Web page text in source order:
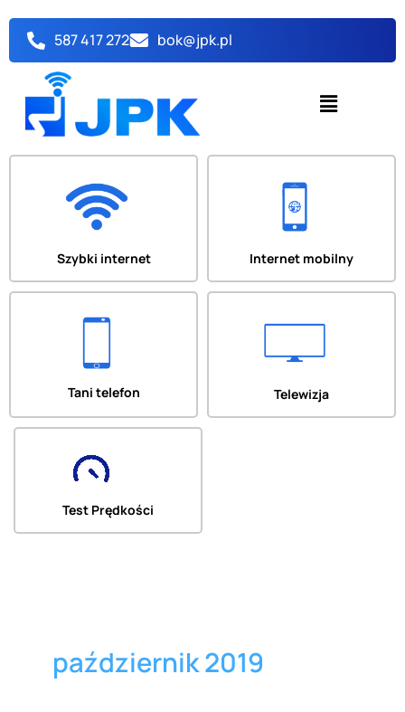
treści
587 417 272 bok@jpk.pl
Menu
Szybki internet Internet mobilny
Tani telefon Telewizja
Test Prędkości
październik 2019